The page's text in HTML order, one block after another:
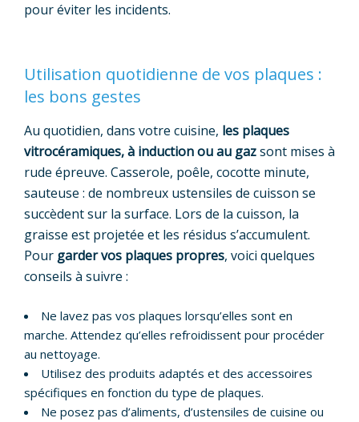
pour éviter les incidents.
Utilisation quotidienne de vos plaques :
les bons gestes
Au quotidien, dans votre cuisine, les plaques
vitrocéramiques, à induction ou au gazsont mises à
rude épreuve. Casserole, poêle, cocotte minute,
sauteuse : de nombreux ustensiles de cuisson se
succèdent sur la surface. Lors de la cuisson, la
graisse est projetée et les résidus s’accumulent.
Pour garder vos plaques propres, voici quelques
conseils à suivre :
Ne lavez pas vos plaques lorsqu’elles sont en
marche. Attendez qu’elles refroidissent pour procéder
au nettoyage.
Utilisez des produits adaptés et des accessoires
spécifiques en fonction du type de plaques.
Ne posez pas d’aliments, d’ustensiles de cuisine ou